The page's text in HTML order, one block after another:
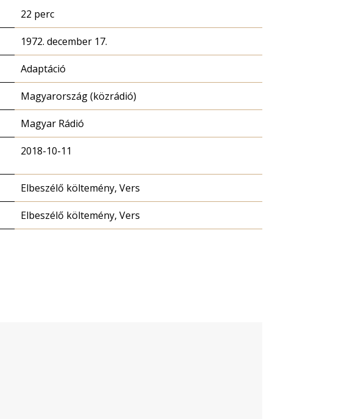
22 perc
1972. december 17.
Adaptáció
Magyarország (közrádió)
Magyar Rádió
2018-10-11
Elbeszélő költemény, Vers
Elbeszélő költemény, Vers